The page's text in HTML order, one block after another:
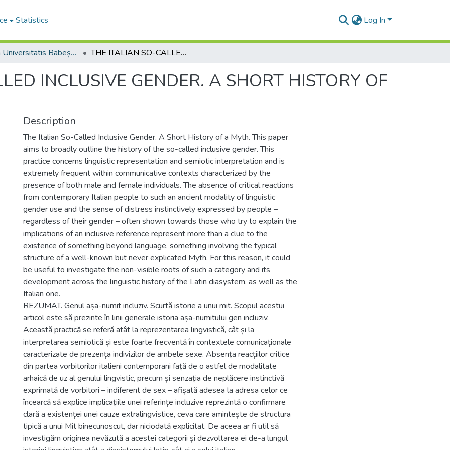
Statistics Log In
Studia Universitatis Babeș-Bolyai Philologia THE ITALIAN SO-CALLED INCLUSIVE GENDER. A SHORT HISTORY OF A MYTH
INCLUSIVE GENDER. A SHORT HISTORY OF
Description
The Italian So-Called Inclusive Gender. A Short History of a Myth. This paper
aims to broadly outline the history of the so-called inclusive gender. This
practice concerns linguistic representation and semiotic interpretation and is
extremely frequent within communicative contexts characterized by the
presence of both male and female individuals. The absence of critical reactions
from contemporary Italian people to such an ancient modality of linguistic
gender use and the sense of distress instinctively expressed by people –
regardless of their gender – often shown towards those who try to explain the
implications of an inclusive reference represent more than a clue to the
existence of something beyond language, something involving the typical
structure of a well-known but never explicated Myth. For this reason, it could
be useful to investigate the non-visible roots of such a category and its
development across the linguistic history of the Latin diasystem, as well as the
Italian one.
REZUMAT. Genul așa-numit incluziv. Scurtă istorie a unui mit. Scopul acestui
articol este să prezinte în linii generale istoria așa-numitului gen incluziv.
Această practică se referă atât la reprezentarea lingvistică, cât și la
interpretarea semiotică și este foarte frecventă în contextele comunicaționale
caracterizate de prezența indivizilor de ambele sexe. Absența reacțiilor critice
din partea vorbitorilor italieni contemporani față de o astfel de modalitate
arhaică de uz al genului lingvistic, precum și senzația de neplăcere instinctivă
exprimată de vorbitori – indiferent de sex – afișată adesea la adresa celor ce
încearcă să explice implicațiile unei referințe incluzive reprezintă o confirmare
clară a existenței unei cauze extralingvistice, ceva care amintește de structura
tipică a unui Mit binecunoscut, dar niciodată explicitat. De aceea ar fi util să
investigăm originea nevăzută a acestei categorii și dezvoltarea ei de-a lungul